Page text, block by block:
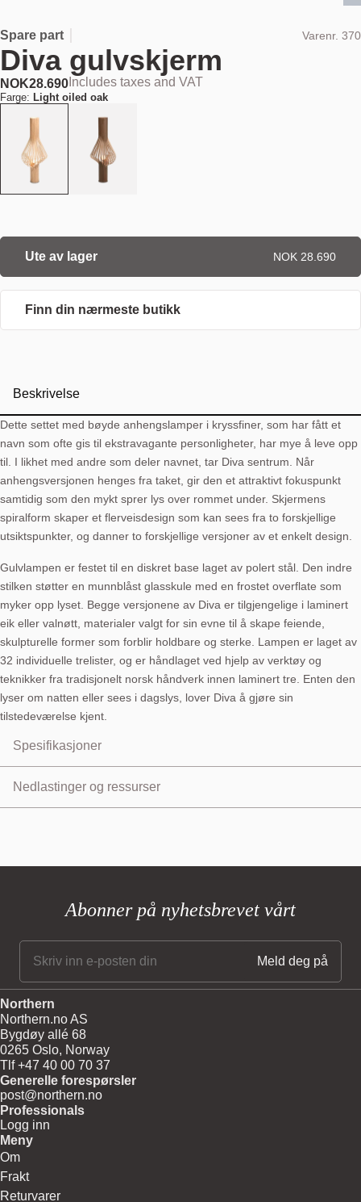
Spare part Varenr. 370
Diva gulvskjerm
NOK28.690 Includes taxes and VAT
Farge: Light oiled oak
Ute av lager NOK 28.690
Finn din nærmeste butikk
Beskrivelse
Dette settet med bøyde anhengslamper i kryssfiner, som har fått et
navn som ofte gis til ekstravagante personligheter, har mye å leve opp
til. I likhet med andre som deler navnet, tar Diva sentrum. Når
anhengsversjonen henges fra taket, gir den et attraktivt fokuspunkt
samtidig som den mykt sprer lys over rommet under. Skjermens
spiralform skaper et flerveisdesign som kan sees fra to forskjellige
utsiktspunkter, og danner to forskjellige versjoner av et enkelt design.
Gulvlampen er festet til en diskret base laget av polert stål. Den indre
stilken støtter en munnblåst glasskule med en frostet overflate som
myker opp lyset. Begge versjonene av Diva er tilgjengelige i laminert
eik eller valnøtt, materialer valgt for sin evne til å skape feiende,
skulpturelle former som forblir holdbare og sterke. Lampen er laget av
32 individuelle trelister, og er håndlaget ved hjelp av verktøy og
teknikker fra tradisjonelt norsk håndverk innen laminert tre. Enten den
lyser om natten eller sees i dagslys, lover Diva å gjøre sin
tilstedeværelse kjent.
Spesifikasjoner
Skjermmateriale: Eikefiner, laminert kryssfiner
Kroppsmateriale og -farge: Stål
Dimmerbryter: Transparent
Pære: G9, maks. 6 W LED kun (dimbar)
220V - 240V ~ 50Hz
Nettovekt: 7 kg
Nedlastinger og ressurser
Abonner på nyhetsbrevet vårt
Northern
Northern.no AS
Bygdøy allé 68
0265 Oslo, Norway
Tlf +47 40 00 70 37
Generelle forespørsler
post@northern.no
Professionals
Logg inn
Meny
Om
Frakt
Returvarer